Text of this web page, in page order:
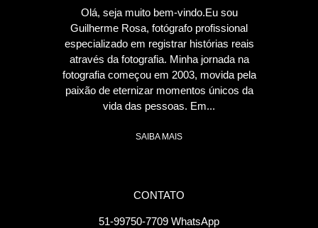
Olá, seja muito bem-vindo.Eu sou
Guilherme Rosa, fotógrafo profissional
especializado em registrar histórias reais
através da fotografia. Minha jornada na
fotografia começou em 2003, movida pela
paixão de eternizar momentos únicos da
vida das pessoas. Em...
SAIBA MAIS
CONTATO
51-99750-7709 WhatsApp